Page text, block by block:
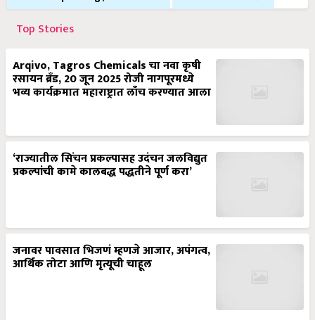
Top Stories
Arqivo, Tagros Chemicals चा नवा कृषी
रसायन ब्रँड, 20 जून 2025 रोजी नागपूरमध्ये
भव्य कार्यक्रमात महाराष्ट्रात लाँच करण्यात आला
‘राज्यातील सिंचन प्रकल्पासह उदंचन जलविद्युत
प्रकल्पांची कामे कालबद्ध पद्धतीने पूर्ण करा’
जनावर पावसात भिजणं म्हणजे आजार, अपंगत्व,
आर्थिक तोटा आणि मृत्यूची चाहूल